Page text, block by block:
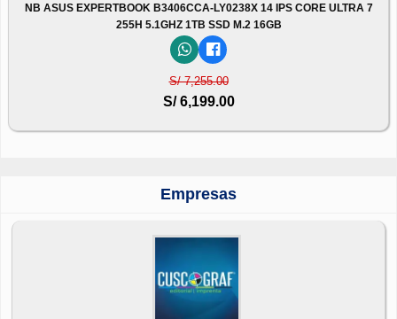
NB ASUS EXPERTBOOK B3406CCA-LY0238X 14 IPS CORE ULTRA 7
255H 5.1GHZ 1TB SSD M.2 16GB
S/ 7,255.00
S/ 6,199.00
Empresas